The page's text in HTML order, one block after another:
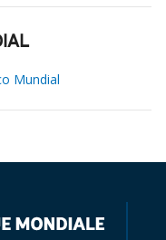
Mundial